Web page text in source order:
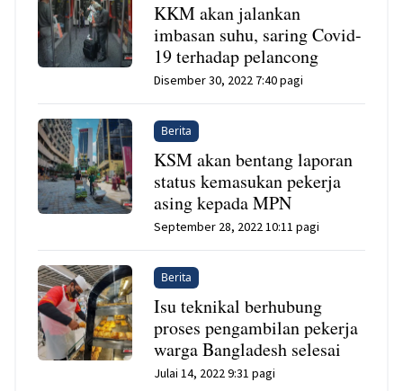
KKM akan jalankan
imbasan suhu, saring Covid-
19 terhadap pelancong
Disember 30, 2022 7:40 pagi
Berita
KSM akan bentang laporan
status kemasukan pekerja
asing kepada MPN
September 28, 2022 10:11 pagi
Berita
Isu teknikal berhubung
proses pengambilan pekerja
warga Bangladesh selesai
Julai 14, 2022 9:31 pagi